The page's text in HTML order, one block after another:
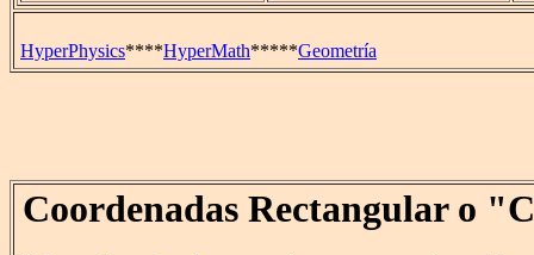
HyperPhysics****HyperMath*****Geometría
Coordenadas Rectangular o